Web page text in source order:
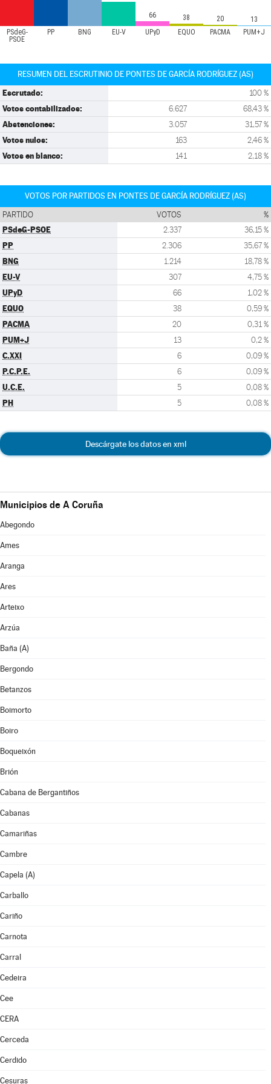
PSdeG-
PSOE
PP BNG EU-V UPyD EQUO PACMA PUM+J
66 38 20 13
RESUMEN DEL ESCRUTINIO DE PONTES DE GARCÍA RODRÍGUEZ (AS)
Escrutado: 100 %
Votos contabilizados: 6.627 68,43 %
Abstenciones: 3.057 31,57 %
Votos nulos: 163 2,46 %
Votos en blanco: 141 2,18 %
VOTOS POR PARTIDOS EN PONTES DE GARCÍA RODRÍGUEZ (AS)
PARTIDO VOTOS %
PSdeG-PSOE 2.337 36,15 %
PP 2.306 35,67 %
BNG 1.214 18,78 %
EU-V 307 4,75 %
UPyD 66 1,02 %
EQUO 38 0,59 %
PACMA 20 0,31 %
PUM+J 13 0,2 %
C.XXI 6 0,09 %
P.C.P.E. 6 0,09 %
U.C.E. 5 0,08 %
PH 5 0,08 %
Descárgate los datos en xml
Municipios de A Coruña
Abegondo
Ames
Aranga
Ares
Arteixo
Arzúa
Baña (A)
Bergondo
Betanzos
Boimorto
Boiro
Boqueixón
Brión
Cabana de Bergantiños
Cabanas
Camariñas
Cambre
Capela (A)
Carballo
Cariño
Carnota
Carral
Cedeira
Cee
CERA
Cerceda
Cerdido
Cesuras